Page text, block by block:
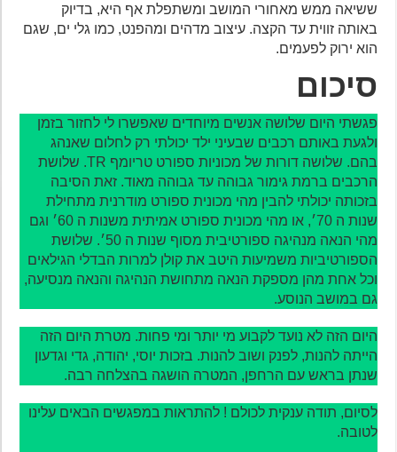
ששיאה ממש מאחורי המושב ומשתפלת אף היא, בדיוק
באותה זווית עד הקצה. עיצוב מדהים ומהפנט, כמו גלי ים, שגם
הוא ירוק לפעמים.
סיכום
פגשתי היום שלושה אנשים מיוחדים שאפשרו לי לחזור בזמן
ולגעת באותם רכבים שבעיני ילד יכולתי רק לחלום שאנהג
בהם. שלושה דורות של מכוניות ספורט טריומף TR. שלושת
הרכבים ברמת גימור גבוהה עד גבוהה מאוד. זאת הסיבה
בזכותה יכולתי להבין מהי מכונית ספורט מודרנית מתחילת
שנות ה 70׳, או מהי מכונית ספורט אמיתית משנות ה 60׳ וגם
מהי הנאה מנהיגה ספורטיבית מסוף שנות ה 50׳. שלושת
הספורטיביות משמיעות היטב את קולן למרות הבדלי הגילאים
וכל אחת מהן מספקת הנאה מתחושת הנהיגה והנאה מנסיעה,
גם במושב הנוסע.
היום הזה לא נועד לקבוע מי יותר ומי פחות. מטרת היום הזה
הייתה להנות, לפנק ושוב להנות. בזכות יוסי, יהודה, גדי וגדעון
שנתן בראש עם הרחפן, המטרה הושגה בהצלחה רבה.
לסיום, תודה ענקית לכולם ! להתראות במפגשים הבאים עלינו
לטובה.